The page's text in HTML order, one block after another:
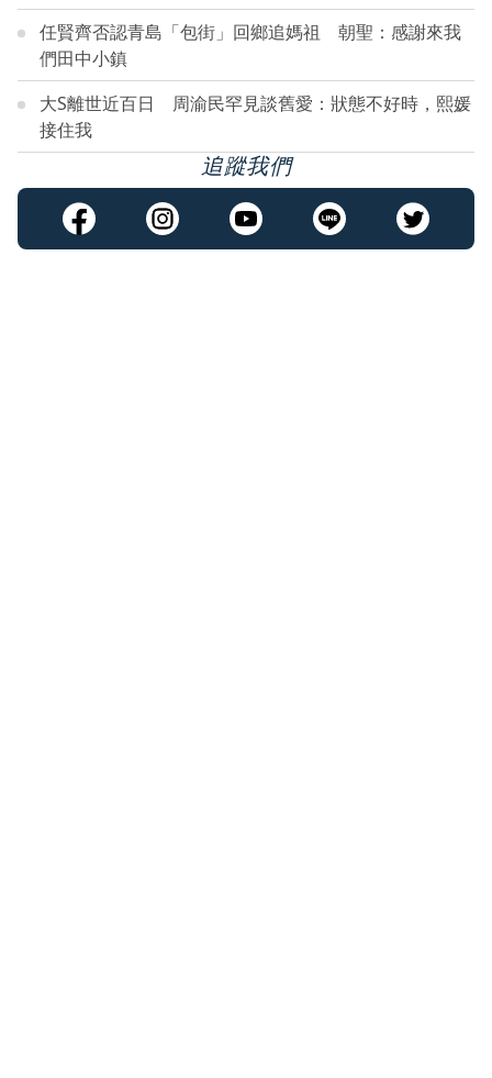
任賢齊否認青島「包街」回鄉追媽祖 朝聖：感謝來我
們田中小鎮
大S離世近百日 周渝民罕見談舊愛：狀態不好時，熙媛
接住我
追蹤我們